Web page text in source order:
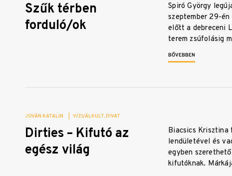
Szűk térben
forduló/ok
Spiró György
szeptember 29-én
előtt a debreceni
terem zsúfolásig
BŐVEBBEN
JOVÁN KATALIN VIZUÁLKULT DIVAT
Dirties – Kifutó az
egész világ
Biacsics
lendületével és
egyben
kifutóknak.